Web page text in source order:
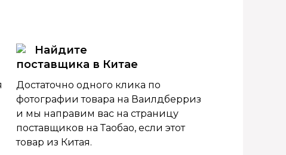
Найдите
поставщика в Китае
Достаточно одного клика по
фотографии товара на Ваилдберриз
и мы направим вас на страницу
поставщиков на Таобао, если этот
товар из Китая.